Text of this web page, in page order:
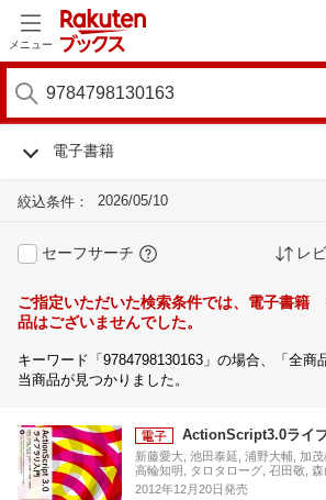
メニュー
電子書籍
絞込条件： 2026/05/10
セーフサーチ レ
ご指定いただいた検索条件では、電子書籍
品はございませんでした。
キーワード「9784798130163」の場合、「全商
当商品が見つかりました。
ActionScript3.0ライ
新藤愛大, 池田泰延, 浦野大輔, 加
高輪知明, タロタローグ, 召田敬, 森
2012年12月20日発売